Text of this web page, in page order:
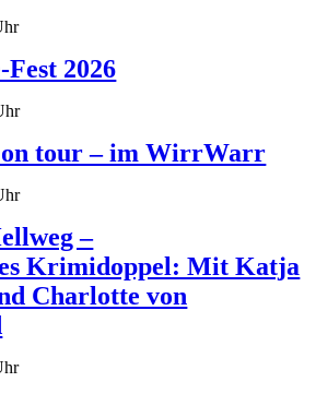
Fest 2026
on tour – im WirrWarr
–
Krimidoppel: Mit Katja
Charlotte von